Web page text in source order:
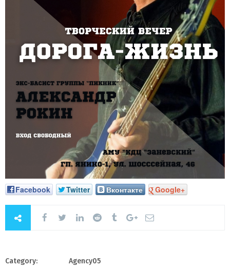
Facebook Twitter Вконтакте Google+
Category: Agency05